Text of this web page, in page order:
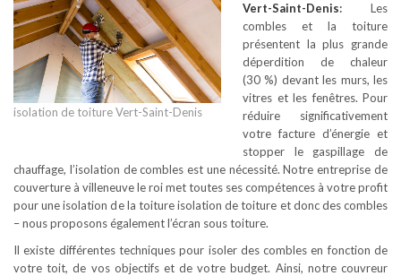
isolation de toiture Vert-Saint-Denis
Vert-Saint-Denis: Les
combles et la toiture
présentent la plus grande
déperdition de chaleur
(30 %) devant les murs, les
vitres et les fenêtres. Pour
réduire significativement
votre facture d’énergie et
stopper le gaspillage de
chauffage, l’isolation de combles est une nécessité. Notre entreprise de
couverture à villeneuve le roi met toutes ses compétences à votre profit
pour une isolation de la toiture isolation de toiture et donc des combles
– nous proposons également l’écran sous toiture.
Il existe différentes techniques pour isoler des combles en fonction de
votre toit, de vos objectifs et de votre budget. Ainsi, notre couvreur